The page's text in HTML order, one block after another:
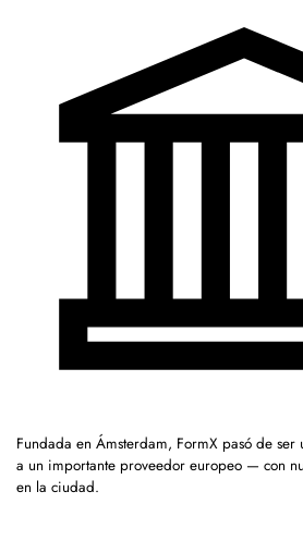
Fundada en Ámsterdam, FormX pasó de
a un importante proveedor europeo — con
en la ciudad.